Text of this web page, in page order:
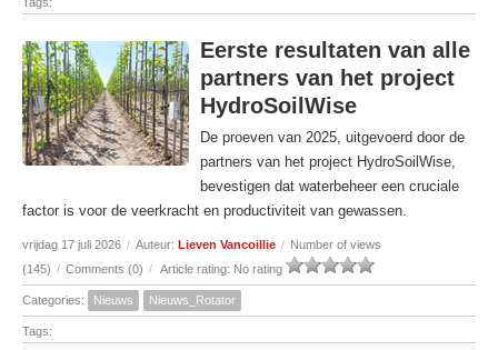
Eerste resultaten van alle
partners van het project
HydroSoilWise
De proeven van 2025, uitgevoerd door de
partners van het project HydroSoilWise,
bevestigen dat waterbeheer een cruciale
factor is voor de veerkracht en productiviteit van gewassen.
vrijdag 17 juli 2026 / Auteur: Lieven Vancoillie / Number of views
(145) / Comments (0) / Article rating: No rating
Categories: Nieuws Nieuws_Rotator
Tags: